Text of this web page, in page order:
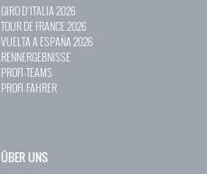
GIRO D`ITALIA 2026
TOUR DE FRANCE 2026
VUELTA A ESPAÑA 2026
RENNERGEBNISSE
PROFI-TEAMS
PROFI-FAHRER
ÜBER UNS